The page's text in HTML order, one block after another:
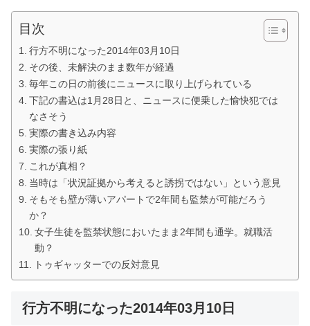
目次
行方不明になった2014年03月10日
その後、未解決のまま数年が経過
毎年この日の前後にニュースに取り上げられている
下記の書込は1月28日と、ニュースに便乗した愉快犯では
なさそう
実際の書き込み内容
実際の張り紙
これが真相？
当時は「状況証拠から考えると誘拐ではない」という意見
そもそも壁が薄いアパートで2年間も監禁が可能だろう
か？
女子生徒を監禁状態においたまま2年間も通学。就職活
動？
トゥギャッターでの反対意見
行方不明になった2014年03月10日